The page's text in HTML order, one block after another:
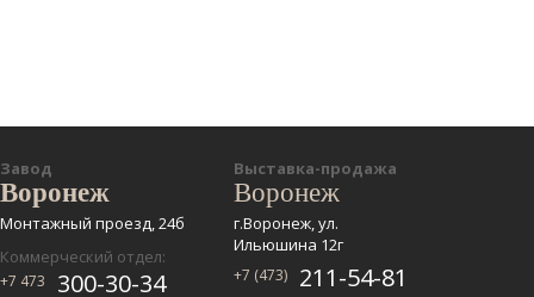
Завод
Воронеж
Монтажный проезд, 24б
Коммерческий отдел:
+7 473 300-30-34
Выставка-продажа
Воронеж
г.Воронеж, ул.
Ильюшина 12г
+7 (473) 211-54-81